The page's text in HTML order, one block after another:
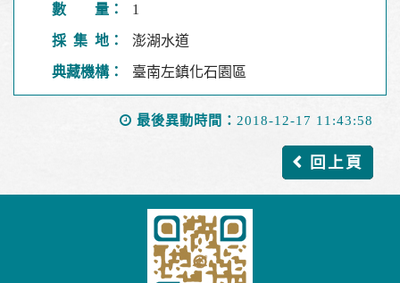
數 量： 1
採 集 地： 澎湖水道
典藏機構： 臺南左鎮化石園區
最後異動時間： 2018-12-17 11:43:58
回上頁